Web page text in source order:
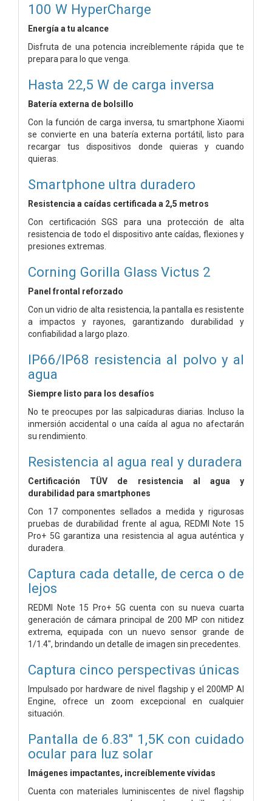
100 W HyperCharge
Energía a tu alcance
Disfruta de una potencia increíblemente rápida que te
prepara para lo que venga.
Hasta 22,5 W de carga inversa
Batería externa de bolsillo
Con la función de carga inversa, tu smartphone Xiaomi
se convierte en una batería externa portátil, listo para
recargar tus dispositivos donde quieras y cuando
quieras.
Smartphone ultra duradero
Resistencia a caídas certificada a 2,5 metros
Con certificación SGS para una protección de alta
resistencia de todo el dispositivo ante caídas, flexiones y
presiones extremas.
Corning Gorilla Glass Victus 2
Panel frontal reforzado
Con un vidrio de alta resistencia, la pantalla es resistente
a impactos y rayones, garantizando durabilidad y
confiabilidad a largo plazo.
IP66/IP68 resistencia al polvo y al
agua
Siempre listo para los desafíos
No te preocupes por las salpicaduras diarias. Incluso la
inmersión accidental o una caída al agua no afectarán
su rendimiento.
Resistencia al agua real y duradera
Certificación TÜV de resistencia al agua y
durabilidad para smartphones
Con 17 componentes sellados a medida y rigurosas
pruebas de durabilidad frente al agua, REDMI Note 15
Pro+ 5G garantiza una resistencia al agua auténtica y
duradera.
Captura cada detalle, de cerca o de
lejos
REDMI Note 15 Pro+ 5G cuenta con su nueva cuarta
generación de cámara principal de 200 MP con nitidez
extrema, equipada con un nuevo sensor grande de
1/1.4", brindando un detalle de imagen sin precedentes.
Captura cinco perspectivas únicas
Impulsado por hardware de nivel flagship y el 200MP AI
Engine, ofrece un zoom excepcional en cualquier
situación.
Pantalla de 6.83" 1,5K con cuidado
ocular para luz solar
Imágenes impactantes, increíblemente vívidas
Cuenta con materiales luminiscentes de nivel flagship